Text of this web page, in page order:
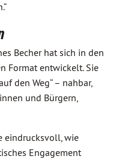
Becher hat sich in den
Format entwickelt. Sie
den Weg“ – nahbar,
und Bürgern,
eindrucksvoll, wie
Engagement